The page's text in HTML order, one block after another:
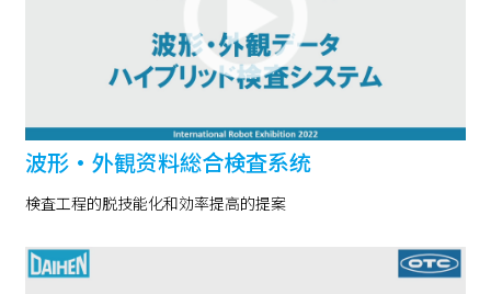
波形・外観资料総合検査系统
検査工程的脱技能化和効率提高的提案